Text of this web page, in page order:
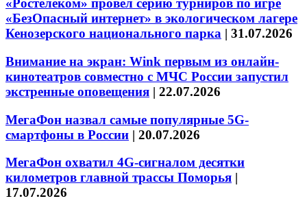
«Ростелеком» провел серию турниров по игре
«БезОпасный интернет» в экологическом лагере
Кенозерского национального парка | 31.07.2026
Внимание на экран: Wink первым из онлайн-
кинотеатров совместно с МЧС России запустил
экстренные оповещения | 22.07.2026
МегаФон назвал самые популярные 5G-
смартфоны в России | 20.07.2026
МегаФон охватил 4G-сигналом десятки
километров главной трассы Поморья |
17.07.2026